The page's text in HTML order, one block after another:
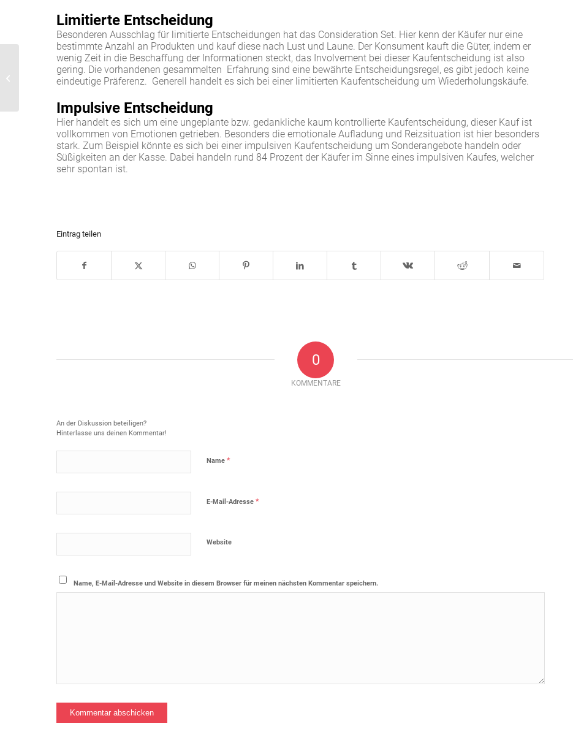
Limitierte Entscheidung
Besonderen Ausschlag für limitierte Entscheidungen hat das Consideration Set. Hier kenn der Käufer nur eine
bestimmte Anzahl an Produkten und kauf diese nach Lust und Laune. Der Konsument kauft die Güter, indem er
wenig Zeit in die Beschaffung der Informationen steckt, das Involvement bei dieser Kaufentscheidung ist also
gering. Die vorhandenen gesammelten Erfahrung sind eine bewährte Entscheidungsregel, es gibt jedoch keine
eindeutige Präferenz. Generell handelt es sich bei einer limitierten Kaufentscheidung um Wiederholungskäufe.
Impulsive Entscheidung
Hier handelt es sich um eine ungeplante bzw. gedankliche kaum kontrollierte Kaufentscheidung, dieser Kauf ist
vollkommen von Emotionen getrieben. Besonders die emotionale Aufladung und Reizsituation ist hier besonders
stark. Zum Beispiel könnte es sich bei einer impulsiven Kaufentscheidung um Sonderangebote handeln oder
Süßigkeiten an der Kasse. Dabei handeln rund 84 Prozent der Käufer im Sinne eines impulsiven Kaufes, welcher
sehr spontan ist.
Eintrag teilen
0
KOMMENTARE
An der Diskussion beteiligen?
Hinterlasse uns deinen Kommentar!
Name *
E-Mail-Adresse *
Website
Name, E-Mail-Adresse und Website in diesem Browser für meinen nächsten Kommentar speichern.
Zufriedene Kunden sind
gefährliche Kunden